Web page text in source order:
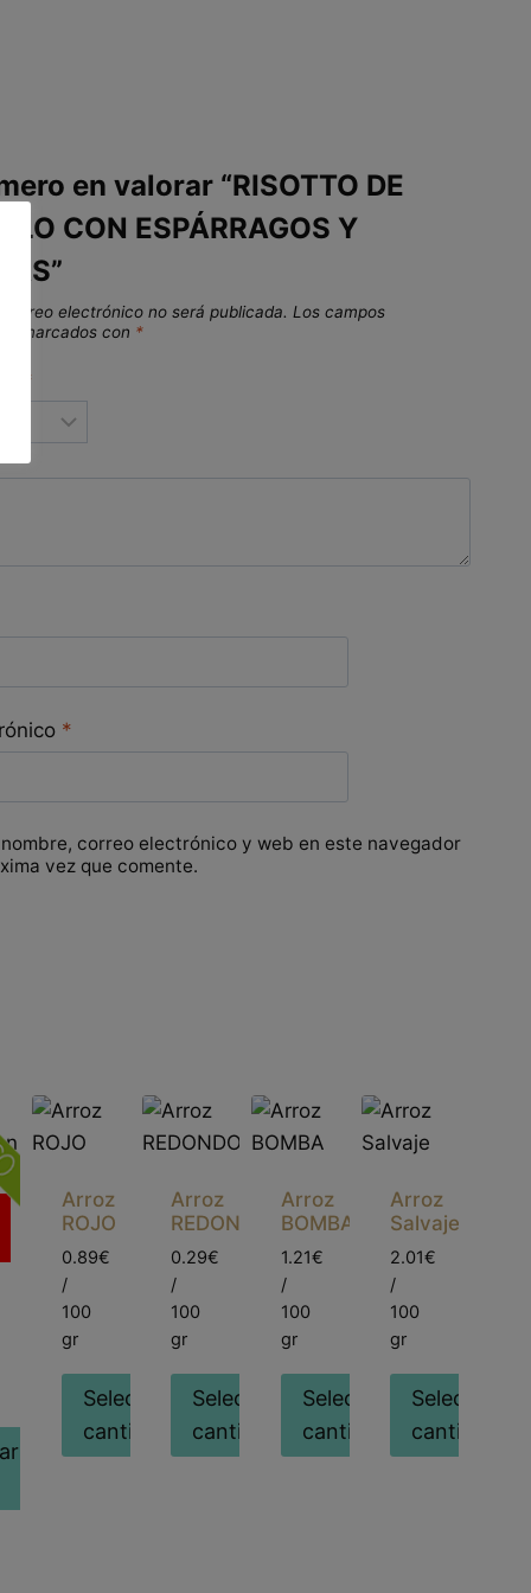
en valorar “RISOTTO DE
CON ESPÁRRAGOS Y
electrónico no será publicada. Los campos
marcados con *
*
*
correo electrónico y web en este navegador
vez que comente.
Arroz
ROJO
0.89€
/
100
gr
Seleccionar
cantidad
Arroz
REDONDO
0.29€
/
100
gr
Seleccionar
cantidad
Arroz
BOMBA
1.21€
/
100
gr
Seleccionar
cantidad
Arroz
Salvaje
2.01€
/
100
gr
Seleccionar
cantidad